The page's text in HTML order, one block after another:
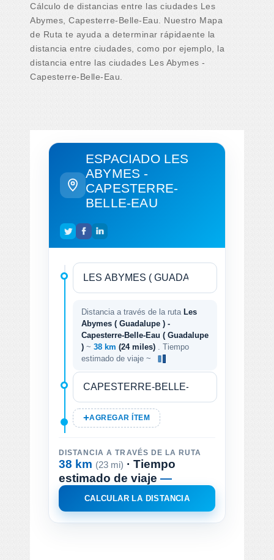
Cálculo de distancias entre las ciudades Les
Abymes, Capesterre-Belle-Eau. Nuestro Mapa
de Ruta te ayuda a determinar rápidaente la
distancia entre ciudades, como por ejemplo, la
distancia entre las ciudades Les Abymes -
Capesterre-Belle-Eau.
ESPACIADO LES
ABYMES -
CAPESTERRE-
BELLE-EAU
Distancia a través de la ruta Les
Abymes ( Guadalupe ) -
Capesterre-Belle-Eau ( Guadalupe
) ~ 38 km (24 miles)
. Tiempo
estimado de viaje ~
AGREGAR ÍTEM
DISTANCIA A TRAVÉS DE LA RUTA
38 km (23 mi) · Tiempo
estimado de viaje —
CALCULAR LA DISTANCIA